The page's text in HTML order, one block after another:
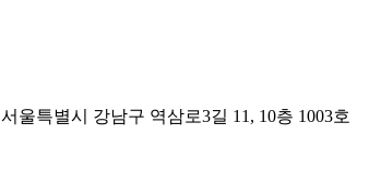
서울특별시 강남구 역삼로3길 11, 10층 1003호